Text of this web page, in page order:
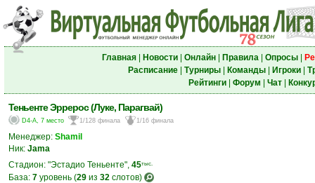
Главная| Новости| Онлайн| Правила| Опросы|
Расписание| Турниры| Команды| Игроки|
Рейтинги| Форум Чат|
Теньенте Эррерос (Луке, Парагвай)
D4-A, 7 место 1/128 финала 1/16 финала
Менеджер: Shamil
Ник: Jama
Стадион: "Эстадио Теньенте", 45тыс.
База: 7 уровень (29 из 32 слотов)